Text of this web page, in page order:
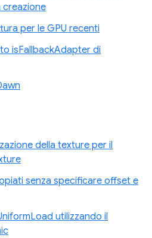
creazione
per le GPU recenti
isFallbackAdapter di
della texture per il
senza specificare offset e
utilizzando il